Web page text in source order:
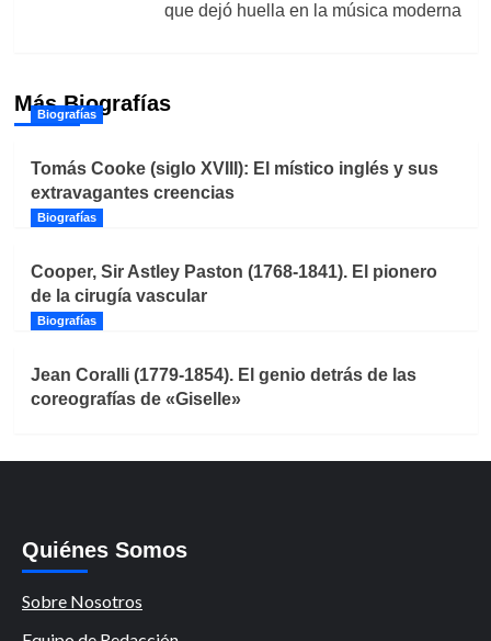
que dejó huella en la música moderna
Más Biografías
Biografías
Tomás Cooke (siglo XVIII): El místico inglés y sus
extravagantes creencias
Biografías
Cooper, Sir Astley Paston (1768-1841). El pionero
de la cirugía vascular
Biografías
Jean Coralli (1779-1854). El genio detrás de las
coreografías de «Giselle»
Quiénes Somos
Sobre Nosotros